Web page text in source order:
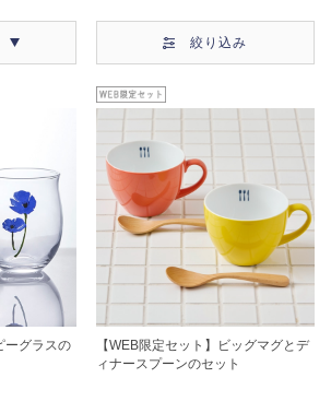
絞り込み
ーグラスの
【WEB限定セット】ビッグマグとデ
ィナースプーンのセット